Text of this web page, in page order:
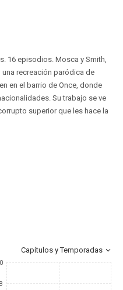
16 episodios. Mosca y Smith,
recreación paródica de
en el barrio de Once, donde
Su trabajo se ve
superior que les hace la
Capítulos y Temporadas
8